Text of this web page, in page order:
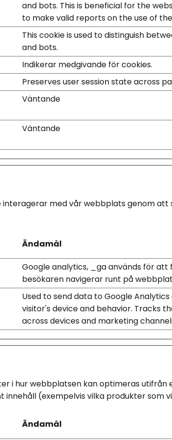
and bots. This is beneficial for the
to make valid reports on the use of
This cookie is used to distinguish
and bots.
Indikerar medgivande för cookies.
Preserves user session state across
Väntande
Väntande
med vår webbplats genom
Ändamål
Google analytics, _ga används för att
besökaren navigerar runt på
Used to send data to Google
visitor's device and behavior. Tracks
across devices and marketing
i hur webbplatsen kan optimeras
(exempelvis vilka produkter som
Ändamål